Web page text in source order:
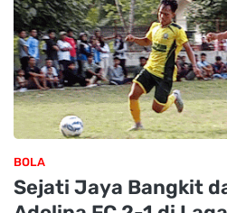
BOLA
Sejati Jaya Bangkit